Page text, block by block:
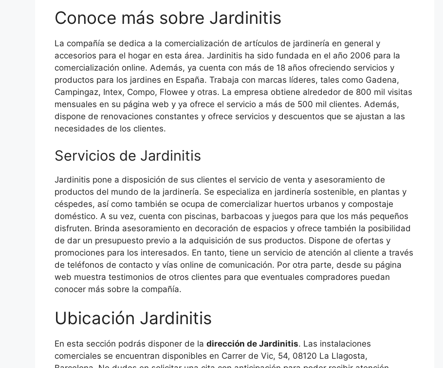
Conoce más sobre Jardinitis
La compañía se dedica a la comercialización de artículos de jardinería en general y
accesorios para el hogar en esta área. Jardinitis ha sido fundada en el año 2006 para la
comercialización online. Además, ya cuenta con más de 18 años ofreciendo servicios y
productos para los jardines en España. Trabaja con marcas líderes, tales como Gadena,
Campingaz, Intex, Compo, Flowee y otras. La empresa obtiene alrededor de 800 mil visitas
mensuales en su página web y ya ofrece el servicio a más de 500 mil clientes. Además,
dispone de renovaciones constantes y ofrece servicios y descuentos que se ajustan a las
necesidades de los clientes.
Servicios de Jardinitis
Jardinitis pone a disposición de sus clientes el servicio de venta y asesoramiento de
productos del mundo de la jardinería. Se especializa en jardinería sostenible, en plantas y
céspedes, así como también se ocupa de comercializar huertos urbanos y compostaje
doméstico. A su vez, cuenta con piscinas, barbacoas y juegos para que los más pequeños
disfruten. Brinda asesoramiento en decoración de espacios y ofrece también la posibilidad
de dar un presupuesto previo a la adquisición de sus productos. Dispone de ofertas y
promociones para los interesados. En tanto, tiene un servicio de atención al cliente a través
de teléfonos de contacto y vías online de comunicación. Por otra parte, desde su página
web muestra testimonios de otros clientes para que eventuales compradores puedan
conocer más sobre la compañía.
Ubicación Jardinitis
En esta sección podrás disponer de la dirección de Jardinitis. Las instalaciones
comerciales se encuentran disponibles en Carrer de Vic, 54, 08120 La Llagosta,